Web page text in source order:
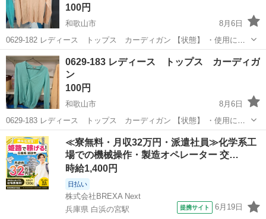
100円
和歌山市
8月6日
0629-182 レディース トップス カーディガン 【状態】 ・使用に伴
う多少のスレ、キズ、落としきれない汚れなどございます ・詳細は現
地でご確認ください ・お値引きは出来かねますのでご了承願います ※
中...
和歌山 和歌山市
0629-183 レディース トップス カーディガ
ン
100円
和歌山市
8月6日
0629-183 レディース トップス カーディガン 【状態】 ・使用に伴
う多少のスレ、キズ、落としきれない汚れなどございます ・詳細は現
地でご確認ください ・お値引きは出来かねますのでご了承願います ※
中...
和歌山 和歌山市 セーター 現地
≪寮無料・月収32万円・派遣社員≫化学系工
場での機械操作・製造オペレーター 交…
時給1,400円
日払い
株式会社BREXA Next
兵庫県 白浜の宮駅
提携サイト 6月19日